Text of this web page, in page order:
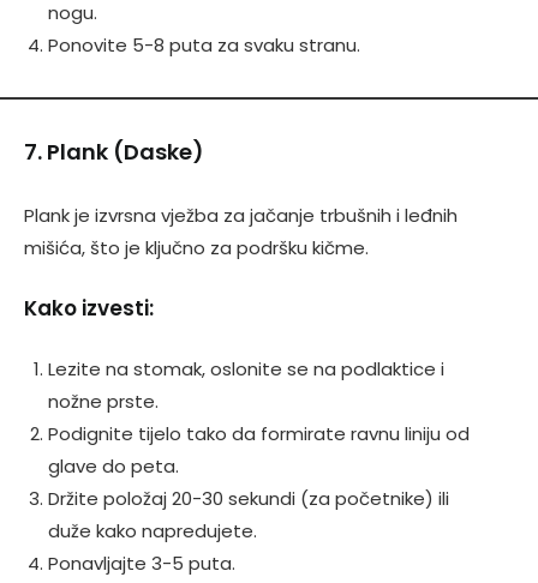
nogu.
Ponovite 5-8 puta za svaku stranu.
7. Plank (Daske)
Plank je izvrsna vježba za jačanje trbušnih i leđnih
mišića, što je ključno za podršku kičme.
Kako izvesti:
Lezite na stomak, oslonite se na podlaktice i
nožne prste.
Podignite tijelo tako da formirate ravnu liniju od
glave do peta.
Držite položaj 20-30 sekundi (za početnike) ili
duže kako napredujete.
Ponavljajte 3-5 puta.